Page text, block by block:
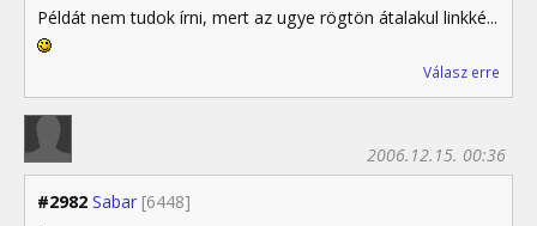
Példát nem tudok írni, mert az ugye rögtön átalakul linkké...
Válasz erre
#2982 Sabar [6448]
2006.12.15. 00:36